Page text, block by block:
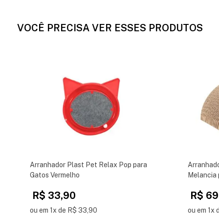
VOCÊ PRECISA VER ESSES PRODUTOS
Arranhador Plast Pet Relax Pop para
Gatos Vermelho
R$ 33,90
ou em 1x de R$ 33,90
Melancia
R$
ou em 1x